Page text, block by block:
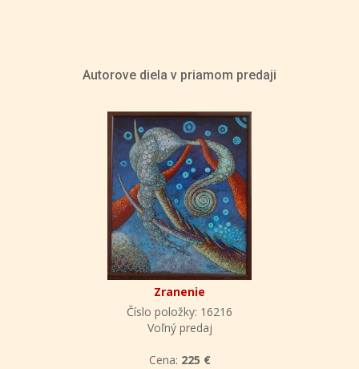
Autorove diela v priamom predaji
Zranenie
Číslo položky: 16216
Voľný predaj
Cena: 225 €